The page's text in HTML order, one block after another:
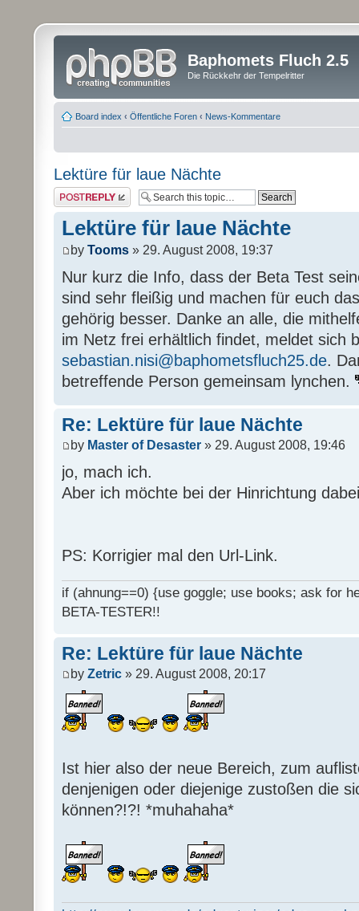
Baphomets Fluch 2.5
Die Rückkehr der Tempelritter
Board index ‹ Öffentliche Foren ‹ News-Kommentare
Lektüre für laue Nächte
Post a reply
Lektüre für laue Nächte
by Tooms » 29. August 2008, 19:37
Nur kurz die Info, dass der Beta Test
sind sehr fleißig und machen für euch
gehörig besser. Danke an alle, die
im Netz frei erhältlich findet, meldet sich
sebastian.nisi@baphometsfluch25.de.
betreffende Person gemeinsam lynchen.
Re: Lektüre für laue Nächte
by Master of Desaster » 29. August 2008, 19:46
jo, mach ich.
Aber ich möchte bei der Hinrichtung
PS: Korrigier mal den Url-Link.
if (ahnung==0) {use goggle; use books; ask for
BETA-TESTER!!
Re: Lektüre für laue Nächte
by Zetric » 29. August 2008, 20:17
Ist hier also der neue Bereich, zum
denjenigen oder diejenige zustoßen die
können?!?! *muhahaha*